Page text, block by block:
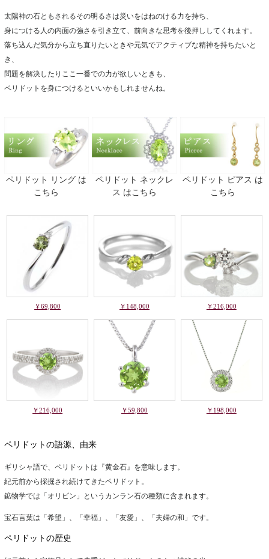
太陽神の石ともされるその明るさは災いをはねのける力を持ち、
身につける人の内面の強さを引き立て、前向きな思考を後押ししてくれます。
落ち込んだ気分から立ち直りたいときや元気でアクティブな精神を持ちたいと
き、
問題を解決したりここ一番での力が欲しいときも、
ペリドットを身につけるといいかもしれませんね。
ペリドット リング は
こちら
ペリドット ネックレ
ス はこちら
ペリドット ピアス は
こちら
￥69,800 ￥148,000 ￥216,000
￥216,000 ￥59,800 ￥198,000
ペリドットの語源、由来
ギリシャ語で、ペリドットは『黄金石』を意味します。
紀元前から採掘され続けてきたペリドット。
鉱物学では「オリビン」というカンラン石の種類に含まれます。
宝石言葉は「希望」、「幸福」、「友愛」、「夫婦の和」です。
ペリドットの歴史